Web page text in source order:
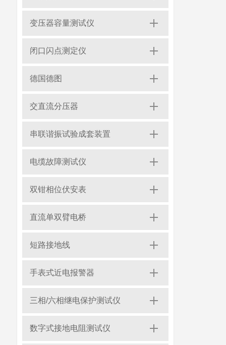
变压器容量测试仪
闭口闪点测定仪
德国德图
交直流分压器
串联谐振试验成套装置
电缆故障测试仪
双钳相位伏安表
直流单双臂电桥
短路接地线
手表式近电报警器
三相/六相继电保护测试仪
数字式接地电阻测试仪